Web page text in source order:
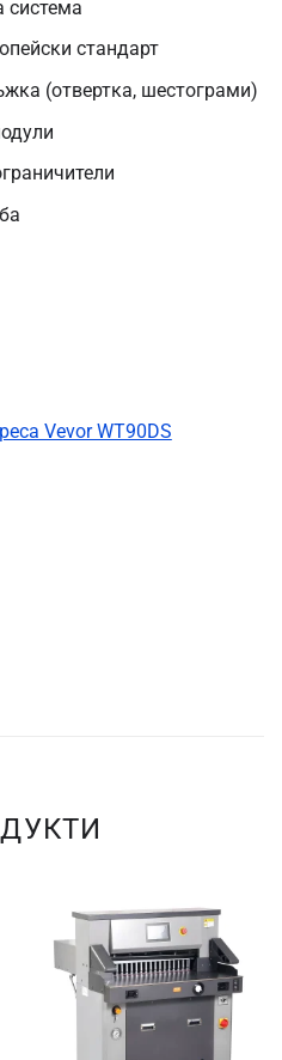
система
стандарт
(отвертка, шестограми)
Vevor WT90DS